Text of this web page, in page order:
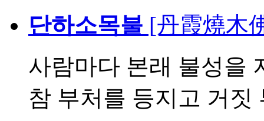
단하소목불 [丹霞燒木
사람마다 본래 불성을
참 부처를 등지고 거짓